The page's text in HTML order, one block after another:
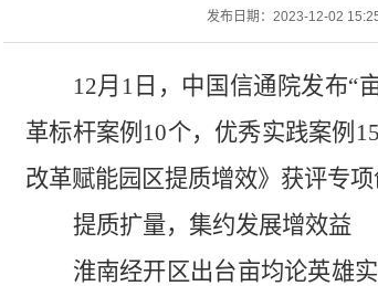
发布日期：2023-12-02
12月 1 日，中国信通院发布“
革标杆案例 10个，优秀实践案例 15
改革赋能园区提质增效》获评专项
提质扩量，集约发展增效益
淮南经开区出台亩均论英雄